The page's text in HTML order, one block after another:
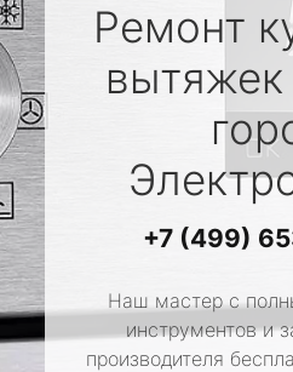
Ремонт
вытяжек
+7 (499)
Наш мастер с
инструментов и
производителя